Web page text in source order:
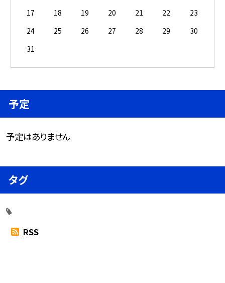
17
18 19 20 21 22
23
24
25 26 27 28 29
30
31
予定
予定はありません
タグ
RSS